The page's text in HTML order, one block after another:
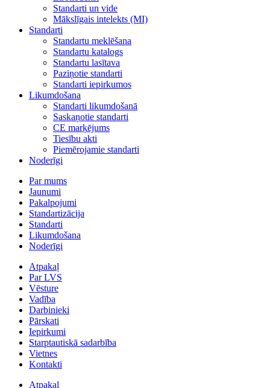
Standarti un vide
Mākslīgais intelekts (MI)
Standarti
Standartu meklēšana
Standartu katalogs
Standartu lasītava
Paziņotie standarti
Standarti iepirkumos
Likumdošana
Standarti likumdošanā
Saskaņotie standarti
CE marķējums
Tiesību akti
Piemērojamie standarti
Noderīgi
Par mums
Jaunumi
Pakalpojumi
Standartizācija
Standarti
Likumdošana
Noderīgi
Atpakaļ
Par LVS
Vēsture
Vadība
Darbinieki
Pārskati
Iepirkumi
Starptautiskā sadarbība
Vietnes
Kontakti
Atpakaļ